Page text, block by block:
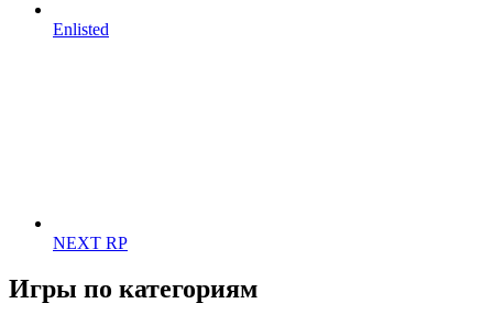
Enlisted
NEXT RP
Игры по категориям